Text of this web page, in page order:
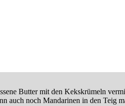
Butter mit den Kekskrümeln
auch noch Mandarinen in den Teig